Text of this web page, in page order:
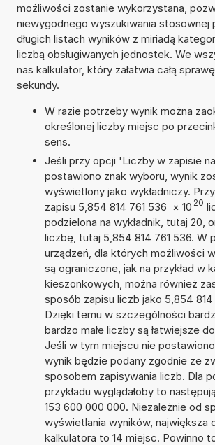
możliwości zostanie wykorzystana,
niewygodnego wyszukiwania stosownej
długich listach wyników z miriadą
liczbą obsługiwanych jednostek. We
nas kalkulator, który załatwia całą
sekundy.
W razie potrzeby wynik można
określonej liczby miejsc po
sens.
Jeśli przy opcji 'Liczby w zapisie
postawiono znak wyboru, wynik
wyświetlony jako wykładniczy.
zapisu 5,854 814 761 536 × 10 20
podzielona na wykładnik, tutaj 20,
liczbę, tutaj 5,854 814 761 536. W
urządzeń, dla których możliwości
są ograniczone, jak na przykład w
kieszonkowych, można również
sposób zapisu liczb jako 5,854 814
Dzięki temu w szczególności
bardzo małe liczby są łatwiejsze
Jeśli w tym miejscu nie postawiono
wynik będzie podany zgodnie ze
sposobem zapisywania liczb. Dla
przykładu wyglądałoby to
153 600 000 000. Niezależnie od
wyświetlania wyników, największa
kalkulatora to 14 miejsc. Powinno